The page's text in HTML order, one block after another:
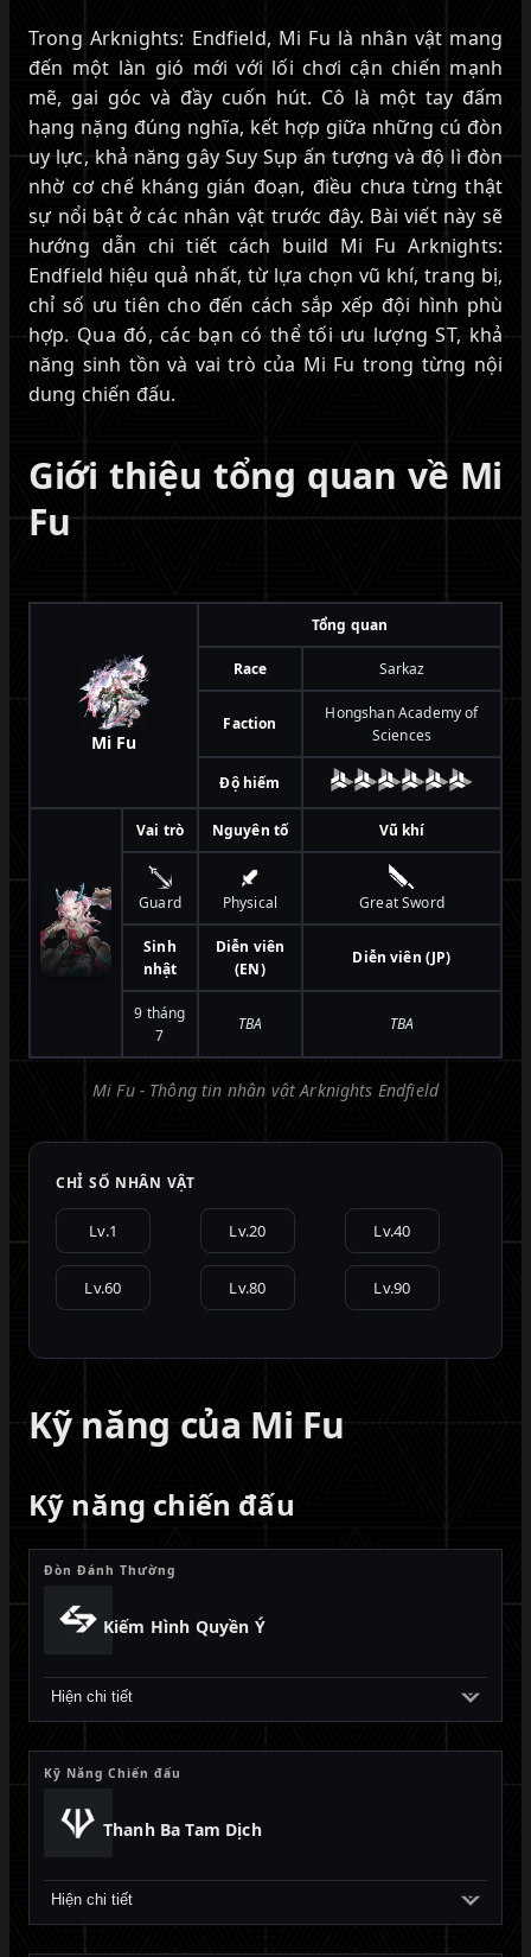
Trong Arknights: Endfield, Mi Fu là nhân vật mang
đến một làn gió mới với lối chơi cận chiến mạnh
mẽ, gai góc và đầy cuốn hút. Cô là một tay đấm
hạng nặng đúng nghĩa, kết hợp giữa những cú đòn
uy lực, khả năng gây Suy Sụp ấn tượng và độ lì đòn
nhờ cơ chế kháng gián đoạn, điều chưa từng thật
sự nổi bật ở các nhân vật trước đây. Bài viết này sẽ
hướng dẫn chi tiết cách build Mi Fu Arknights:
Endfield hiệu quả nhất, từ lựa chọn vũ khí, trang bị,
chỉ số ưu tiên cho đến cách sắp xếp đội hình phù
hợp. Qua đó, các bạn có thể tối ưu lượng ST, khả
năng sinh tồn và vai trò của Mi Fu trong từng nội
dung chiến đấu.
Giới thiệu tổng quan về Mi
Fu
Mi Fu
Tổng quan
Race Sarkaz
Faction
Hongshan Academy of
Sciences
Độ hiếm
Vai trò Nguyên tố Vũ khí
Guard Physical Great Sword
Sinh
nhật
Diễn viên
(EN)
Diễn viên (JP)
9 tháng
7
TBA TBA
Mi Fu - Thông tin nhân vật Arknights Endfield
CHỈ SỐ NHÂN VẬT
Lv.1 Lv.20 Lv.40
Lv.60 Lv.80 Lv.90
Kỹ năng của Mi Fu
Kỹ năng chiến đấu
Đòn Đánh Thường
Kiếm Hình Quyền Ý
Hiện chi tiết
Kỹ Năng Chiến đấu
Thanh Ba Tam Dịch
Hiện chi tiết